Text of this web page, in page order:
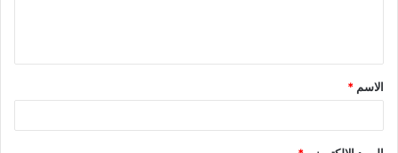
الاسم *